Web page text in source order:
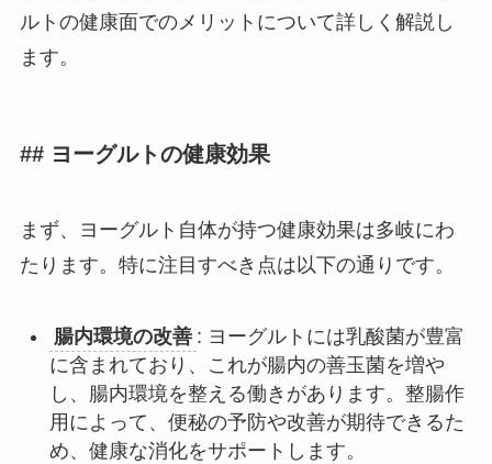
ルトの健康面でのメリットについて詳しく解説し
ます。
## ヨーグルトの健康効果
まず、ヨーグルト自体が持つ健康効果は多岐にわ
たります。特に注目すべき点は以下の通りです。
腸内環境の改善 : ヨーグルトには乳酸菌が豊富
に含まれており、これが腸内の善玉菌を増や
し、腸内環境を整える働きがあります。整腸作
用によって、便秘の予防や改善が期待できるた
め、健康な消化をサポートします。